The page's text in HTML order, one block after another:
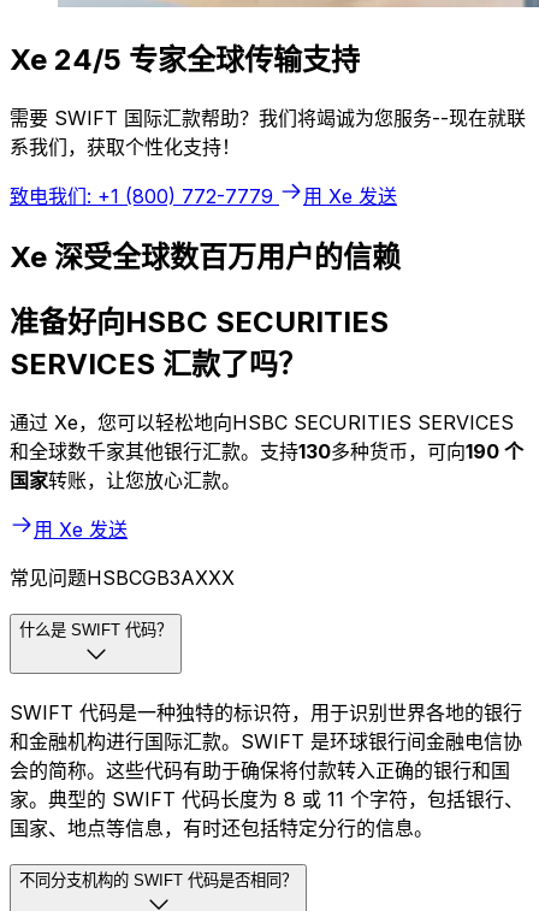
Xe 24/5 专家全球传输支持
需要 SWIFT 国际汇款帮助？我们将竭诚为您服务--现在就联
系我们，获取个性化支持！
致电我们: +1 (800) 772-7779 用 Xe 发送
Xe 深受全球数百万用户的信赖
准备好向HSBC SECURITIES
SERVICES 汇款了吗？
通过 Xe，您可以轻松地向HSBC SECURITIES SERVICES
和全球数千家其他银行汇款。支持130多种货币，可向190 个
国家转账，让您放心汇款。
用 Xe 发送
常见问题HSBCGB3AXXX
什么是 SWIFT 代码？
SWIFT 代码是一种独特的标识符，用于识别世界各地的银行
和金融机构进行国际汇款。SWIFT 是环球银行间金融电信协
会的简称。这些代码有助于确保将付款转入正确的银行和国
家。典型的 SWIFT 代码长度为 8 或 11 个字符，包括银行、
国家、地点等信息，有时还包括特定分行的信息。
不同分支机构的 SWIFT 代码是否相同？